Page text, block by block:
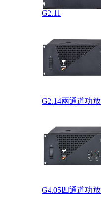
G2.11
G2.14兩通道功放
G4.05四通道功放